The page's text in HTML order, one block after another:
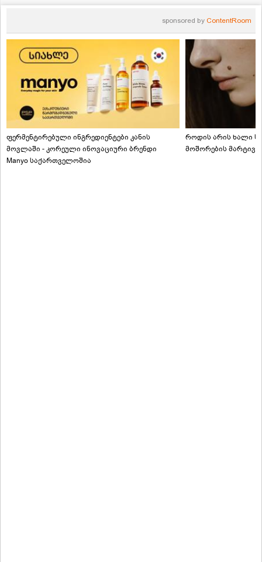
sponsored by ContentRoom
ფერმენტირებული ინგრედიენტები კანის
მოვლაში - კორეული ინოვაციური ბრენდი
Manyo საქართველოშია
როდის არის ხალი
მოშორების